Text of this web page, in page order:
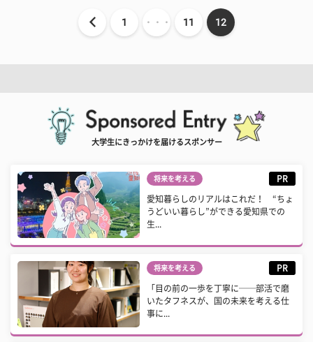
1 ・・・ 11 12
大学生にきっかけを届けるスポンサー
将来を考える PR
愛知暮らしのリアルはこれだ！ “ちょ
うどいい暮らし”ができる愛知県での
生...
将来を考える PR
「目の前の一歩を丁寧に──部活で磨
いたタフネスが、国の未来を考える仕
事に...